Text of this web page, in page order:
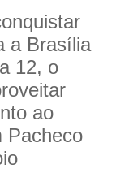
a Brasília
12, o
ao
Pacheco